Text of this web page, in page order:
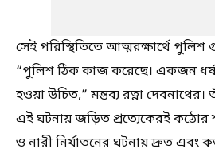
সেই পরিস্থিতিতে আত্মরক্ষার্থে পুলিশ
“পুলিশ ঠিক কাজ করেছে। একজন
হওয়া উচিত,” মন্তব্য রত্না
এই ঘটনায় জড়িত প্রত্যেকেরই কঠোর
ও নারী নির্যাতনের ঘটনায় দ্রুত এবং